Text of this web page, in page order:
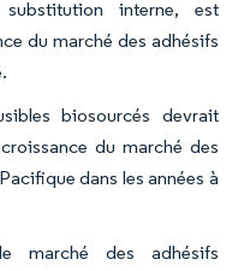
interne, est
du marché des adhésifs
biosourcés devrait
du marché des
dans les années à
marché des adhésifs